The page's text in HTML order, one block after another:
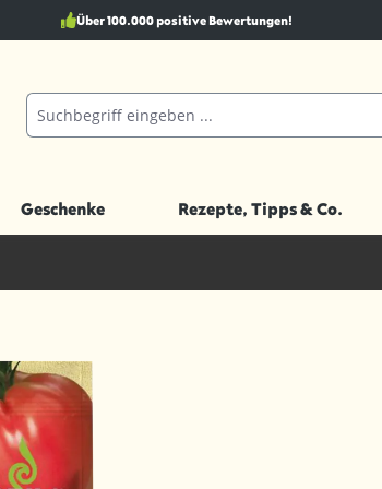
Über 100.000 positive Bewertungen!
Geschenke Rezepte, Tipps & Co.